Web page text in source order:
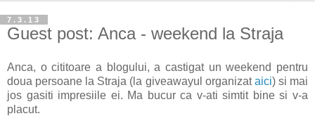
7.3.13
Guest post: Anca - weekend la Straja
Anca, o cititoare a blogului, a castigat un weekend pentru
doua persoane la Straja (la giveawayul organizataici) si mai
jos gasiti impresiile ei. Ma bucur ca v-ati simtit bine si v-a
placut.